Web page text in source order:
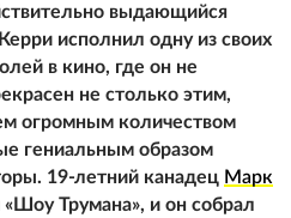
выдающийся
исполнил одну из своих
в кино, где он не
не столько этим,
огромным количеством
гениальным образом
19-летний канадец Марк
Трумана», и он собрал